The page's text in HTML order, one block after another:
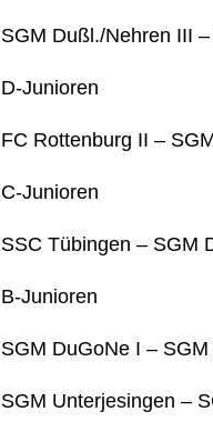
SGM Dußl./Nehren III
D-Junioren
FC Rottenburg II –
C-Junioren
SSC Tübingen – SGM
B-Junioren
SGM DuGoNe I –
SGM Unterjesingen –